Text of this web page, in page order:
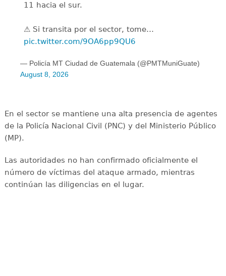
11 hacia el sur.
⚠️ Si transita por el sector, tome…
pic.twitter.com/9OA6pp9QU6
— Policía MT Ciudad de Guatemala (@PMTMuniGuate)
August 8, 2026
En el sector se mantiene una alta presencia de agentes
de la Policía Nacional Civil (PNC) y del Ministerio Público
(MP).
Las autoridades no han confirmado oficialmente el
número de víctimas del ataque armado, mientras
continúan las diligencias en el lugar.